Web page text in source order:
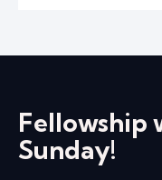
Fellowship
Sunday!